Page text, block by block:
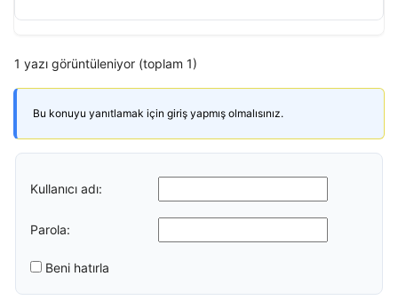
1 yazı görüntüleniyor (toplam 1)
Bu konuyu yanıtlamak için giriş yapmış olmalısınız.
Kullanıcı adı:
Parola:
Beni hatırla